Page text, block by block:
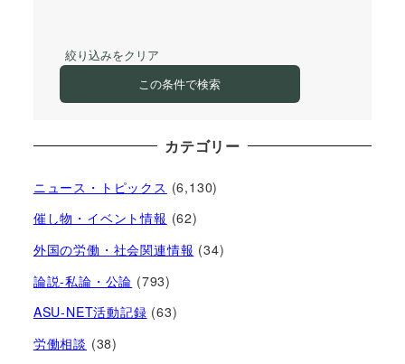
絞り込みをクリア
この条件で検索
カテゴリー
ニュース・トピックス (6,130)
催し物・イベント情報 (62)
外国の労働・社会関連情報 (34)
論説-私論・公論 (793)
ASU-NET活動記録 (63)
労働相談 (38)